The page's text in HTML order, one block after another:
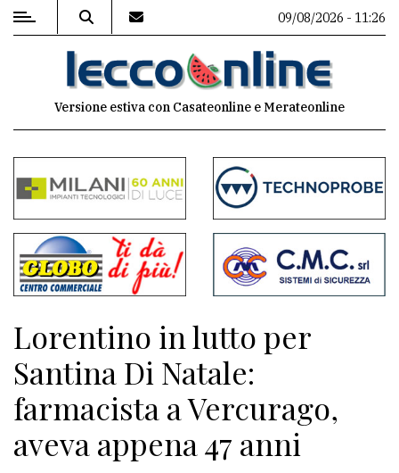
MENU
commenti
Contenuti
del
sito
Meteo
CONTATTI
La
09/08/2026 - 11:26
Versione estiva con Casateonline e Merateonline
Lorentino in lutto per
Santina Di Natale:
farmacista a Vercurago,
aveva appena 47 anni